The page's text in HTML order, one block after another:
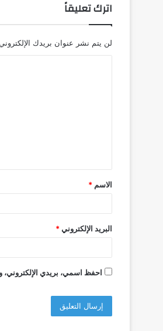
اترك تعليقاً
لن يتم نشر عنوان بريدك
ق
*
الاسم *
البريد الإلكتروني *
احفظ اسمي، بريدي الإلكتروني،